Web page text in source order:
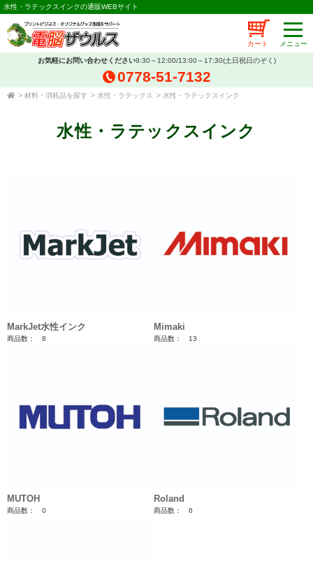
水性・ラテックスインクの通販WEBサイト
カート
お気軽にお問い合わせください9:30～12:00/13:00～17:30(土日祝日のぞく)
0778-51-7132
> 材料・消耗品を探す > 水性・ラテックス > 水性・ラテックスインク
水性・ラテックスインク
MarkJet水性インク
商品数： 8
Mimaki
商品数： 13
MUTOH
商品数： 0
Roland
商品数： 6